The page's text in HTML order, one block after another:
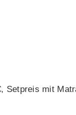
Setpreis mit